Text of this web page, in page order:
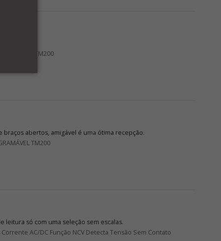
TM200
abertos, amigável é uma ótima recepção.
TM200
só com uma seleção sem escalas.
AC/DC Função NCV Detecta Tensão Sem Contato